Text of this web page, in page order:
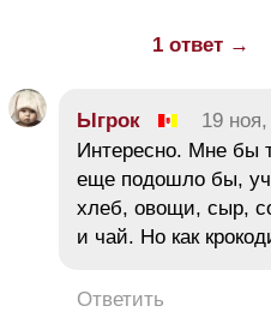
1 ответ →
Ыгрок 19
Интересно. Мне бы
еще подошло бы,
хлеб, овощи, сыр,
и чай. Но как
Ответить